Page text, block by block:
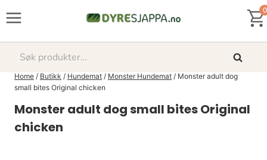
0
Søk
etter:
Søk
Home / Butikk / Hundemat / Monster Hundemat / Monster adult dog
small bites Original chicken
Monster adult dog small bites Original
chicken